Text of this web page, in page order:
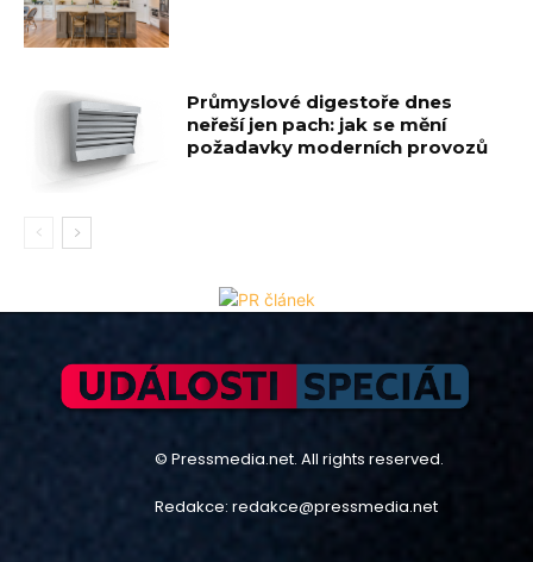
Průmyslové digestoře dnes
neřeší jen pach: jak se mění
požadavky moderních provozů
© Pressmedia.net. All rights reserved.
Redakce: redakce@pressmedia.net